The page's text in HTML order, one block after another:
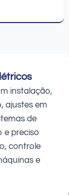
instalação,
ajustes em
de
e preciso
controle
e